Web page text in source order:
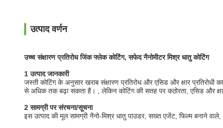
उत्पाद वर्णन
उच्च संक्षारण प्रतिरोध जिंक फ्लेक कोटिंग, सफेद नैनोमीटर मिश्र धातु कोटिंग
1 उत्पाद जानकारी
जस्ती कोटिंग के अनुसार खराब संक्षारण प्रतिरोध और एसिड और क्षार
से अधिक तक बढ़ा सकता है। , लेकिन कोटिंग की सतह पर कठोरता, एसिड और
2 सामग्री पर संरचना/सूचना
इस उत्पाद की मूल सामग्री नैनो-मिश्र धातु पाउडर, सख्त एजेंट, फिल्म बनाने